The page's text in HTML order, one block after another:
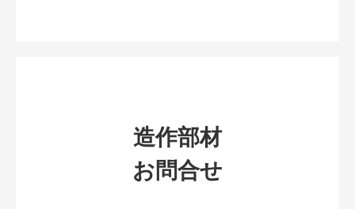
造作部材
お問合せ